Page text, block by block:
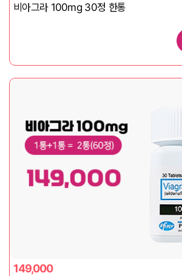
비아그라 100mg 30정 한통
149,000